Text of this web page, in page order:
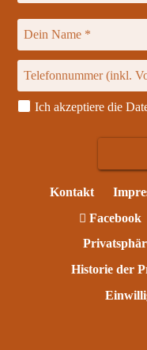
Ich akzeptiere die
Kontakt
Facebook
Historie der